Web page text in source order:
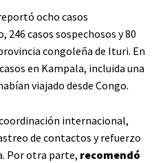
ocho casos
casos sospechosos y 80
congoleña de Ituri. En
en Kampala, incluida una
viajado desde Congo.
internacional,
de contactos y refuerzo
Por otra parte, recomendó